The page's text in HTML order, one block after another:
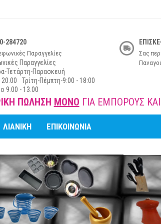
284720
Παραγγελίες
Παραγγελίες
Τετάρτη-Παρασκευή
Τρίτη-Πέμπτη-9:00 - 18:00
9.00 - 13.00
Σας
ΠΩΛΗΣΗΜΟΝΟΓΙΑ ΕΜΠΟΡΟΥΣ ΚΑΙ
ΛΙΑΝΙΚΗ ΕΠΙΚΟΙΝΩΝΙΑ